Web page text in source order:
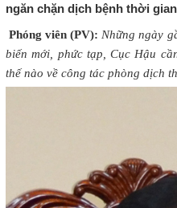
ngăn chặn dịch bệnh thời
Phóng viên (PV): Những ngày
biến mới, phức tạp, Cục Hậu
thế nào về công tác phòng dịch